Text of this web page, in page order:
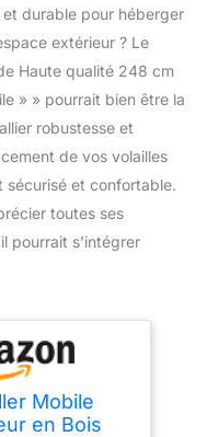
durable pour héberger
extérieur ? Le
Haute qualité 248 cm
» » pourrait bien être la
robustesse et
de vos volailles
sécurisé et confortable.
toutes ses
pourrait s’intégrer
Mobile
en Bois